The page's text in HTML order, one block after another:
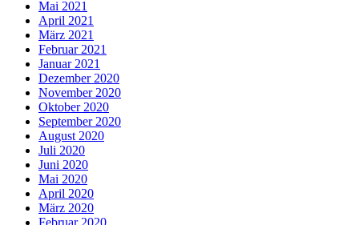
Mai 2021
April 2021
März 2021
Februar 2021
Januar 2021
Dezember 2020
November 2020
Oktober 2020
September 2020
August 2020
Juli 2020
Juni 2020
Mai 2020
April 2020
März 2020
Februar 2020